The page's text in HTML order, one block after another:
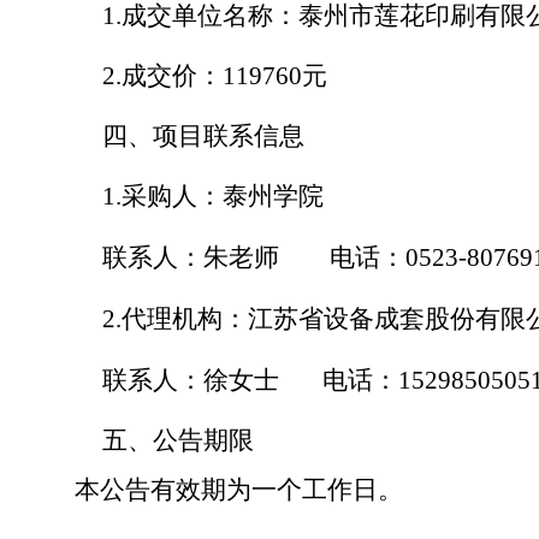
1.成交单位名称：泰州市莲花印刷有限
2.成交价： 119760元
四、项目联系信息
1.采购人：泰州学院
联系人：朱老师 电话： 0523-
2.代理机构：江苏省设备成套股份有限
联系人：徐女士 电话：
五、公告期限
本公告有效期为一个工作日。